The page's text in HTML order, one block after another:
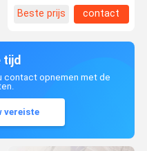
Beste prijs
contact
tijd
contact opnemen met de
vereiste